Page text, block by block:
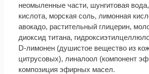
неомыленные части, шунгитовая
кислота, морская соль, лимонная
авокадо, растительный глицерин,
диоксид титана,
D-лимонен (душистое вещество из
цитрусовых), линалоол (компонент
композиция эфирных масел.